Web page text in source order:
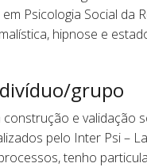
Psicologia Social da
hipnose e
grupo
e validação
pelo Inter Psi –
tenho